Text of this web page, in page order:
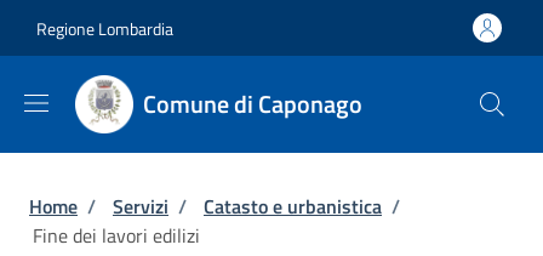
Regione Lombardia
Comune di Caponago
Briciole di pane
Home / Servizi / Catasto e urbanistica /
Fine dei lavori edilizi